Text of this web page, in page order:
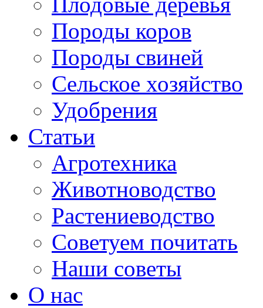
Породы коров
Породы свиней
Сельское хозяйство
Удобрения
Статьи
Агротехника
Животноводство
Растениеводство
Советуем почитать
Наши советы
О нас